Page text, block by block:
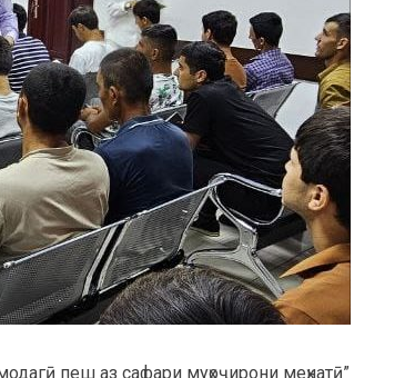
пеш аз сафари муҳоҷирони меҳнатӣ”